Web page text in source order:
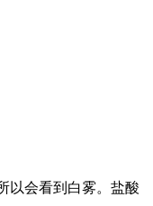
以会看到白雾。盐酸